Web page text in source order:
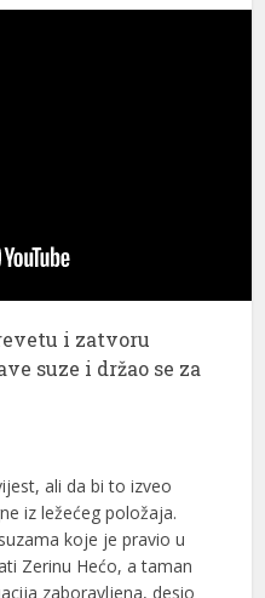
i zatvoru
suze i držao se za
ali da bi to izveo
iz ležećeg položaja.
koje je pravio u
Zerinu Hećo, a taman
zaboravljena, desio